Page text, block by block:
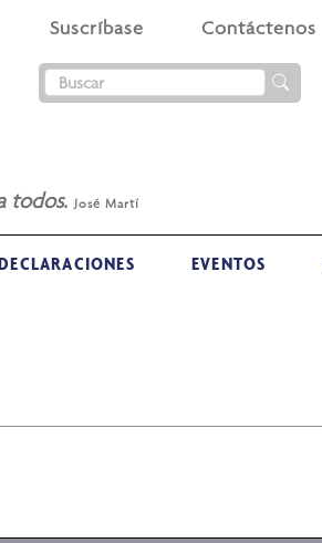
Suscríbase Contáctenos
todos. José Martí
EVENTOS